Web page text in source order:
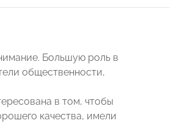
Большую роль в
общественности,
в том, чтобы
качества, имели